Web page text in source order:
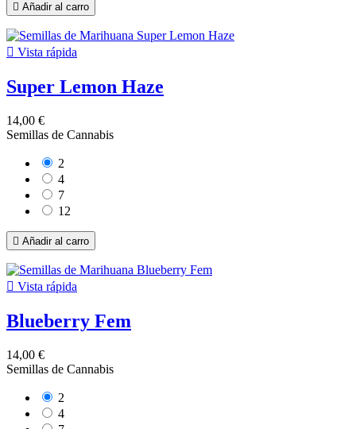
 Añadir al carro
 Vista rápida
Super Lemon Haze
14,00 €
Semillas de Cannabis
2
4
7
12
 Añadir al carro
 Vista rápida
Blueberry Fem
14,00 €
Semillas de Cannabis
2
4